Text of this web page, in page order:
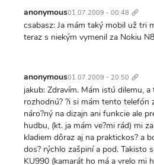
anonymous01.07.2009 - 00:48 odkaz
csabasz: Ja mám taký mobil už tri
teraz s niekým vymenil za Nokiu
anonymous01.07.2009 - 20:50 odkaz
jakub: Zdravím. Mám istú dilemu, a
rozhodnú? ?i si mám tento telefón
náro?ný na dizajn ani funkcie ale
hudbu, (kt. ja mám ve?mi rád) mi
kladiem dôraz aj na praktickos? a
dos? rýchlo zašpiní a pod. Takisto
KU990 (kamarát ho má a vrelo mi